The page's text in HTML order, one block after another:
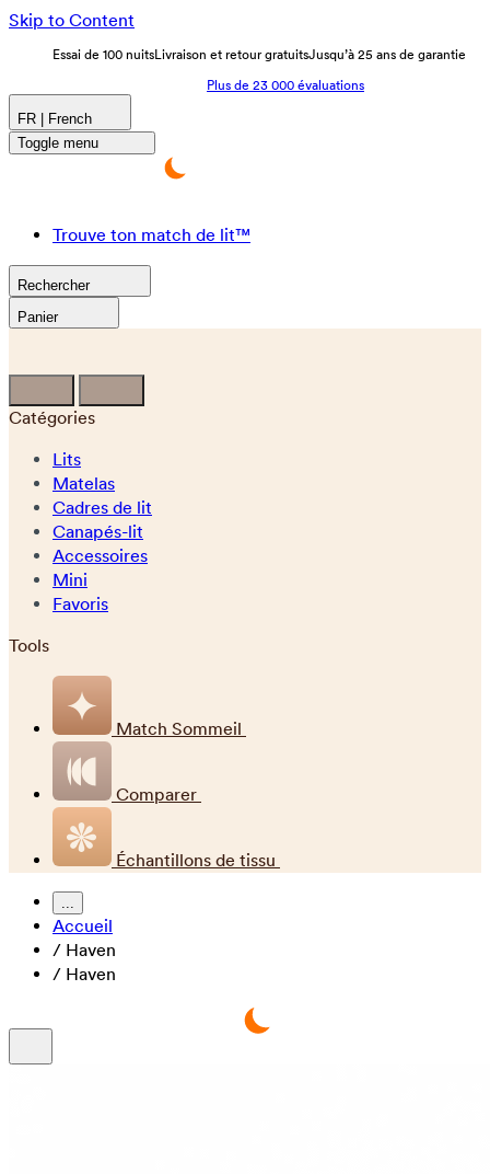
Skip to Content
Essai de 100 nuitsLivraison et retour gratuitsJusqu’à 25 ans de garantie
Plus de 23 000 évaluations
FR | French
Toggle menu
Trouve ton match de lit™
Rechercher
Panier
Catégories
Lits
Matelas
Cadres de lit
Canapés-lit
Accessoires
Mini
Favoris
Tools
Match Sommeil
Comparer
Échantillons de tissu
...
Accueil
/ Haven
/ Haven